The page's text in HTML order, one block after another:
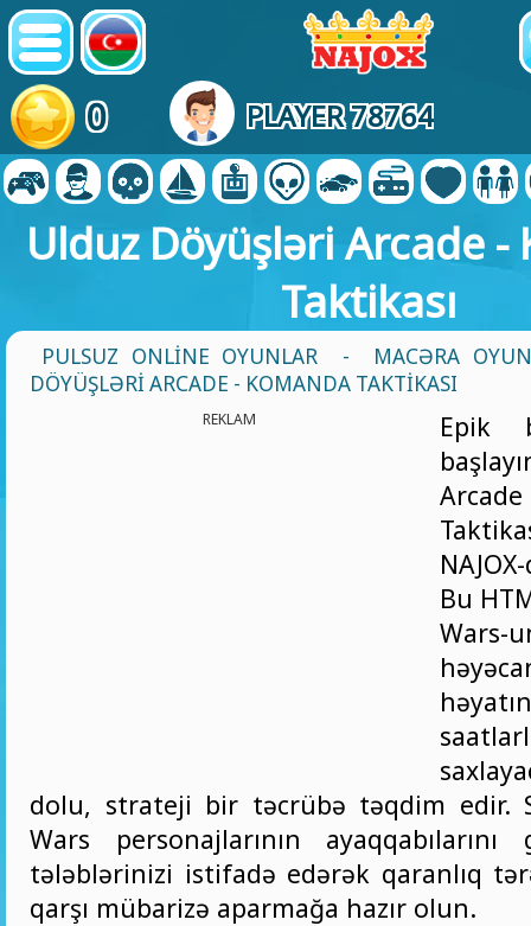
0 PLAYER 78764
Ulduz Döyüşləri Arcade -
Taktikası
PULSUZ ONLINE OYUNLAR -
MACƏRA
DÖYÜŞLƏRI ARCADE - KOMANDA TAKTIKASI
REKLAM
Epik
Bu
Wars-
dolu, strateji bir təcrübə təqdim edir.
Wars personajlarının
tələblərinizi istifadə edərək qaranlıq
qarşı mübarizə aparmağa hazır olun.